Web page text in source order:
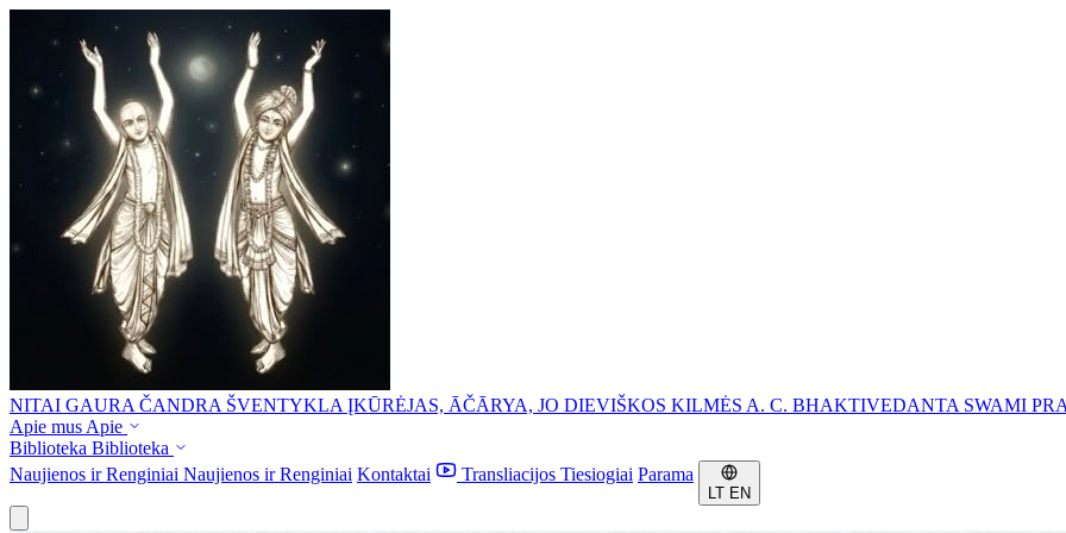
NITAI GAURA ČANDRA ŠVENTYKLA ĮKŪRĖJAS, ĀČĀRYA, JO DIEVIŠKOS KILMĖS A. C. BHAKTIVEDANTA SWAMI
Apie mus Apie
Biblioteka Biblioteka
Naujienos ir Renginiai Naujienos ir Renginiai Kontaktai Transliacijos Tiesiogiai Parama
LT EN